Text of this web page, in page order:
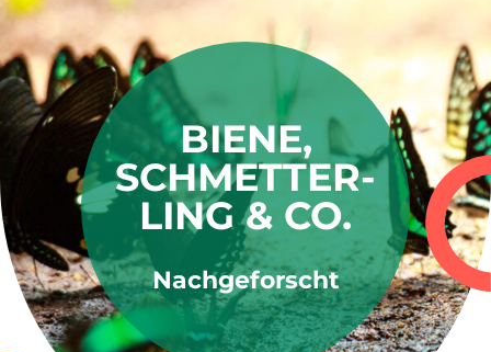
BIENE,
SCHMETTER-
LING & CO.
Nachgeforscht